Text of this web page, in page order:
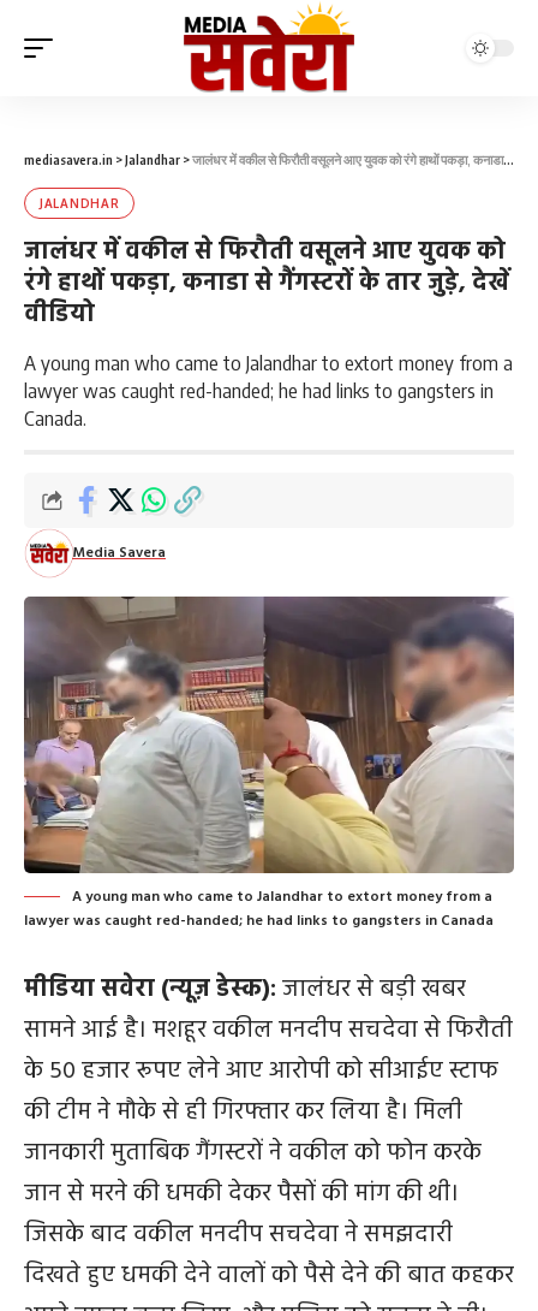
mediasavera.in >Jalandhar >जालंधर में वकील से फिरौती वसूलने आए युवक को रंगे हाथों पकड़ा, कनाडा से गैंगस्टरों के तार जुड़े, देखें वीडियो
JALANDHAR
जालंधर में वकील से फिरौती वसूलने आए युवक को
रंगे हाथों पकड़ा, कनाडा से गैंगस्टरों के तार जुड़े, देखें
वीडियो
A young man who came to Jalandhar to extort money from a
lawyer was caught red-handed; he had links to gangsters in
Canada.
Media Savera
A young man who came to Jalandhar to extort money from a
lawyer was caught red-handed; he had links to gangsters in Canada
मीडिया सवेरा (न्यूज़ डेस्क):जालंधर से बड़ी खबर
सामने आई है। मशहूर वकील मनदीप सचदेवा से फिरौती
के 50 हजार रूपए लेने आए आरोपी को सीआईए स्टाफ
की टीम ने मौके से ही गिरफ्तार कर लिया है। मिली
जानकारी मुताबिक गैंगस्टरों ने वकील को फोन करके
जान से मरने की धमकी देकर पैसों की मांग की थी।
जिसके बाद वकील मनदीप सचदेवा ने समझदारी
दिखते हुए धमकी देने वालों को पैसे देने की बात कहकर